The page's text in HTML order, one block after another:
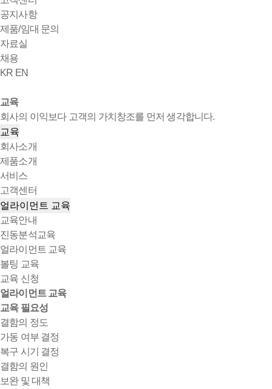
공지사항
제품/임대 문의
자료실
채용
KR EN
교육
회사의 이익보다 고객의 가치창조를 먼저 생각합니다.
교육
회사소개
제품소개
서비스
고객센터
얼라이먼트 교육
교육안내
진동분석교육
얼라이먼트 교육
볼팅 교육
교육 신청
얼라이먼트 교육
교육 필요성
결함의 정도
가동 여부 결정
복구 시기 결정
결함의 원인
보완 및 대책